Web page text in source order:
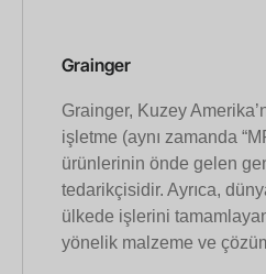
Grainger
Grainger, Kuzey
işletme (aynı zamanda
ürünlerinin önde gelen
tedarikçisidir. Ayrıca,
ülkede işlerini
yönelik malzeme ve